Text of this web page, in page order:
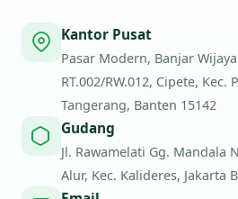
Kantor Pusat
Pasar Modern, Banjar Wijaya
RT.002/RW.012, Cipete, Kec.
Tangerang, Banten 15142
Gudang
Jl. Rawamelati Gg. Mandala
Alur, Kec. Kalideres, Jakarta